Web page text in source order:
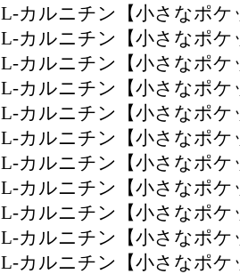
L-カルニチン【小さなポケ
L-カルニチン【小さなポケ
L-カルニチン【小さなポケ
L-カルニチン【小さなポケ
L-カルニチン【小さなポケ
L-カルニチン【小さなポケ
L-カルニチン【小さなポケ
L-カルニチン【小さなポケ
L-カルニチン【小さなポケ
L-カルニチン【小さなポケ
L-カルニチン【小さなポケ